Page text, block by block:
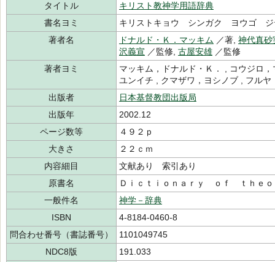
タイトル
キリスト教神学用語辞典
書名ヨミ
キリストキョウ シンガク ヨウゴ ジ
著者名
ドナルド・Ｋ．マッキム ／著, 神代真砂
沢義宣 ／監修, 古屋安雄 ／監修
著者ヨミ
マッキム，ドナルド・Ｋ． , コウジロ
ユンイチ , クマザワ，ヨシノブ , フル
出版者
日本基督教団出版局
出版年
2002.12
ページ数等
４９２ｐ
大きさ
２２ｃｍ
内容細目
文献あり 索引あり
原書名
Ｄｉｃｔｉｏｎａｒｙ ｏｆ ｔｈｅ
一般件名
神学－辞典
ISBN
4-8184-0460-8
問合わせ番号（書誌番号）
1101049745
NDC8版
191.033